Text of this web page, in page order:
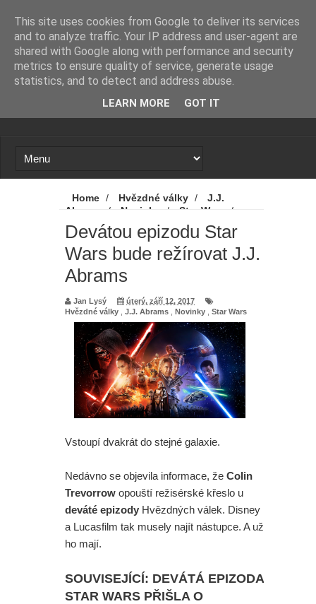
Loading...
Home / Hvězdné války /
J.J.
Abrams
/ Novinky / Star Wars
/
Devátou epizodu Star Wars bude režírovat
J.J. Abrams
Devátou epizodu Star
Wars bude režírovat J.J.
Abrams
Jan Lysý
úterý, září 12, 2017
Hvězdné války
J.J. Abrams Novinky Star Wars
Vstoupí dvakrát do stejné galaxie.
Nedávno se objevila informace, že Colin
Trevorrow opouští režisérské křeslo u
deváté epizody Hvězdných válek. Disney
a Lucasfilm tak musely najít nástupce. A už
ho mají.
SOUVISEJÍCÍ: DEVÁTÁ EPIZODA
STAR WARS PŘIŠLA O
This site uses cookies from Google to deliver its services
and to analyze traffic. Your IP address and user-agent are
shared with Google along with performance and security
metrics to ensure quality of service, generate usage
statistics, and to detect and address abuse.
LEARN MORE GOT IT